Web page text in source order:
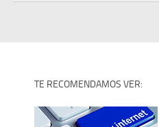
TE RECOMENDAMOS VER: